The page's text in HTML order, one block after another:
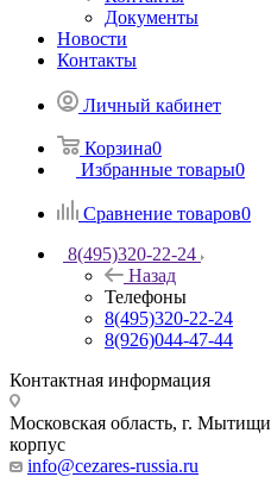
Документы
Новости
Контакты
Личный кабинет
Корзина0
Избранные товары0
Сравнение товаров0
8(495)320-22-24
Назад
Телефоны
8(495)320-22-24
8(926)044-47-44
Контактная информация
Московская область, г. Мытищи
корпус
info@cezares-russia.ru